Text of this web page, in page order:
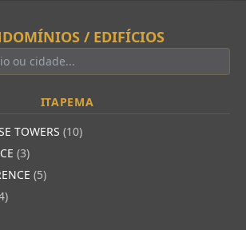
/ EDIFÍCIOS
ITAPEMA
TOWERS (10)
(3)
(5)